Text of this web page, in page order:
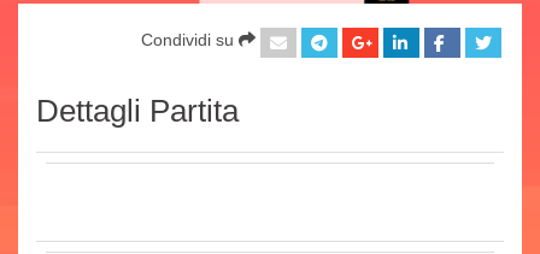
Condividi su
Dettagli Partita